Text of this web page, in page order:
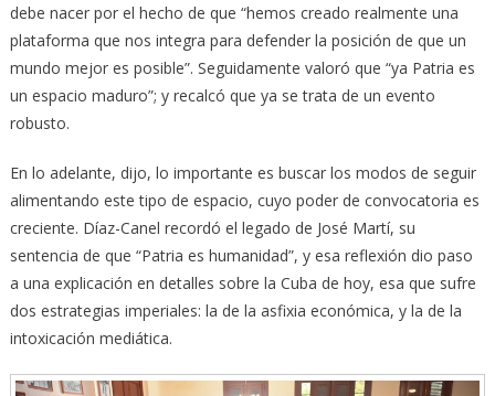
debe nacer por el hecho de que “hemos creado realmente una
plataforma que nos integra para defender la posición de que un
mundo mejor es posible”. Seguidamente valoró que “ya Patria es
un espacio maduro”; y recalcó que ya se trata de un evento
robusto.
En lo adelante, dijo, lo importante es buscar los modos de seguir
alimentando este tipo de espacio, cuyo poder de convocatoria es
creciente. Díaz-Canel recordó el legado de José Martí, su
sentencia de que “Patria es humanidad”, y esa reflexión dio paso
a una explicación en detalles sobre la Cuba de hoy, esa que sufre
dos estrategias imperiales: la de la asfixia económica, y la de la
intoxicación mediática.